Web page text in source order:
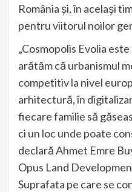
România și, în același
pentru viitorul noilor
„Cosmopolis Evolia
arătăm că urbanismul
competitiv la nivel
arhitectură, în
fiecare familie să
ci un loc unde poate
declară Ahmet Emre
Opus Land
Suprafata pe care se